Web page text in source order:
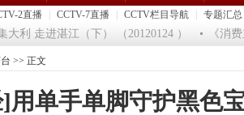
2直播 CCTV-7直播 CCTV栏目导航 专题汇总
走进湛江（下） （20120124 ） 《消费
>> 正文
用单手单脚守护黑色